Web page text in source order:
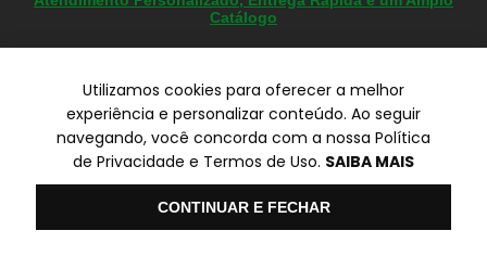
Catálogo
© Copyright 2000-2026
ALLPARTS Com. de Peças Automotivas Ltda.
CNPJ 03.724.695/0001-42 - Av. Avelino Capellato, 450 - Santa
Claudina - Vinhedo/SP - CEP 13284-480.
Utilizamos cookies para oferecer a melhor
experiência e personalizar conteúdo. Ao seguir
navegando, você concorda com a nossa Política
de Privacidade e Termos de Uso. SAIBA MAIS
CONTINUAR E FECHAR